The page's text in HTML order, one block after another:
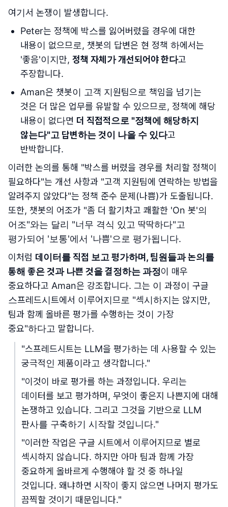
여기서 논쟁이 발생합니다.
Peter는 정책에 박스를 잃어버렸을 경우에 대한
내용이 없으므로, 챗봇의 답변은 현 정책 하에서는
'좋음'이지만, 정책 자체가 개선되어야 한다고
주장합니다.
Aman은 챗봇이 고객 지원팀으로 책임을 넘기는
것은 더 많은 업무를 유발할 수 있으므로, 정책에 해당
내용이 없다면 더 직접적으로 "정책에 해당하지
않는다"고 답변하는 것이 나을 수 있다고
반박합니다.
이러한 논의를 통해 "박스를 버렸을 경우를 처리할 정책이
필요하다"는 개선 사항과 "고객 지원팀에 연락하는 방법을
알려주지 않았다"는 정책 준수 문제(나쁨)가 도출됩니다.
또한, 챗봇의 어조가 "좀 더 활기차고 쾌활한 'On 봇'의
어조"와는 달리 "너무 격식 있고 딱딱하다"고
평가되어 '보통'에서 '나쁨'으로 평가됩니다.
이처럼 데이터를 직접 보고 평가하며, 팀원들과 논의를
통해 좋은 것과 나쁜 것을 결정하는 과정이 매우
중요하다고 Aman은 강조합니다. 그는 이 과정이 구글
스프레드시트에서 이루어지므로 "섹시하지는 않지만,
팀과 함께 올바른 평가를 수행하는 것이 가장
중요"하다고 말합니다.
"스프레드시트는 LLM을 평가하는 데 사용할 수 있는
궁극적인 제품이라고 생각합니다."
"이것이 바로 평가를 하는 과정입니다. 우리는
데이터를 보고 평가하며, 무엇이 좋은지 나쁜지에 대해
논쟁하고 있습니다. 그리고 그것을 기반으로 LLM
판사를 구축하기 시작할 것입니다."
"이러한 작업은 구글 시트에서 이루어지므로 별로
섹시하지 않습니다. 하지만 아마 팀과 함께 가장
중요하게 올바르게 수행해야 할 것 중 하나일
것입니다. 왜냐하면 시작이 좋지 않으면 나머지 평가도
끔찍할 것이기 때문입니다."